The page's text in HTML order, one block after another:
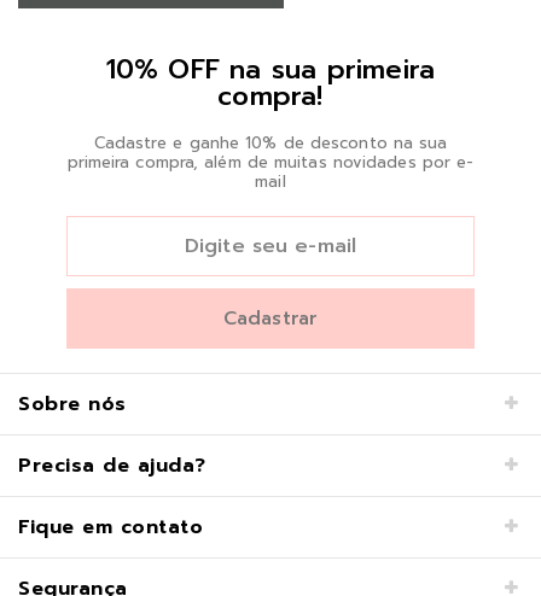
10% OFF na sua primeira
compra!
Cadastre e ganhe 10% de desconto na sua
primeira compra, além de muitas novidades por e-
mail
Sobre nós
Precisa de ajuda?
Fique em contato
Segurança